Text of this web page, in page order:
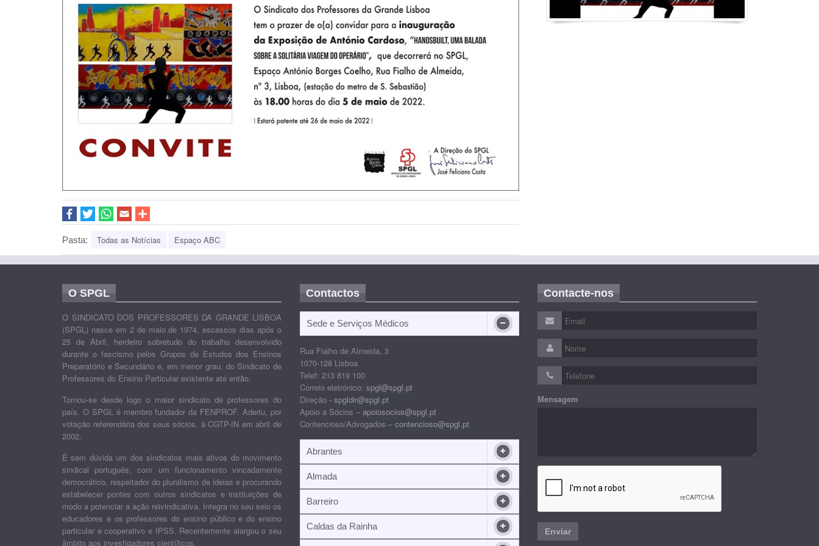
Pasta: Todas as Notícias Espaço ABC
O SPGL
O SINDICATO DOS PROFESSORES DA GRANDE LISBOA
(SPGL) nasce em 2 de maio de 1974, escassos dias após o
25 de Abril, herdeiro sobretudo do trabalho desenvolvido
durante o fascismo pelos Grupos de Estudos dos Ensinos
Preparatório e Secundário e, em menor grau, do Sindicato de
Professores do Ensino Particular existente até então.
Tornou-se desde logo o maior sindicato de professores do
país. O SPGL é membro fundador da FENPROF. Aderiu, por
votação referendária dos seus sócios, à CGTP-IN em abril de
2002.
É sem dúvida um dos sindicatos mais ativos do movimento
sindical português, com um funcionamento vincadamente
democrático, respeitador do pluralismo de ideias e procurando
estabelecer pontes com outros sindicatos e instituições de
modo a potenciar a ação reivindicativa. Integra no seu seio os
educadores e os professores do ensino público e do ensino
particular e cooperativo e IPSS. Recentemente alargou o seu
âmbito aos investigadores científicos.
Contactos
Sede e Serviços Médicos
Rua Fialho de Almeida, 3
1070-128 Lisboa
Telef: 213 819 100
Correio eletrónico: spgl@spgl.pt
Direção - spgldir@spgl.pt
Apoio a Sócios – apoiosocios@spgl.pt
Contencioso/Advogados – contencioso@spgl.pt
Abrantes
Almada
Barreiro
Caldas da Rainha
Contacte-nos
Mensagem
Enviar